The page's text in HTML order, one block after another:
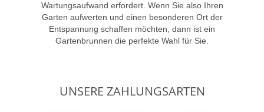
Wartungsaufwand erfordert. Wenn Sie also Ihren
Garten aufwerten und einen besonderen Ort der
Entspannung schaffen möchten, dann ist ein
Gartenbrunnen die perfekte Wahl für Sie.
UNSERE ZAHLUNGSARTEN